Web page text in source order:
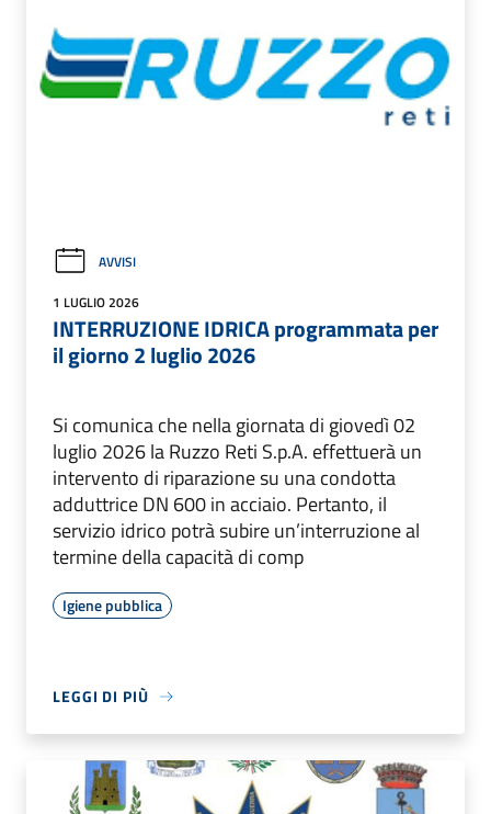
AVVISI
1 LUGLIO 2026
INTERRUZIONE IDRICA programmata per
il giorno 2 luglio 2026
Si comunica che nella giornata di giovedì 02
luglio 2026 la Ruzzo Reti S.p.A. effettuerà un
intervento di riparazione su una condotta
adduttrice DN 600 in acciaio. Pertanto, il
servizio idrico potrà subire un’interruzione al
termine della capacità di comp
Igiene pubblica
LEGGI DI PIÙ